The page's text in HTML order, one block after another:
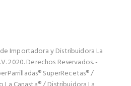
Importadora y Distribuidora La
2020. Derechos Reservados. -
SuperRecetas® /